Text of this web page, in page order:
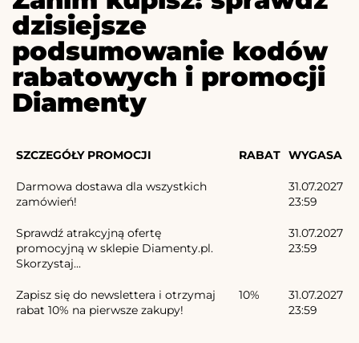
dzisiejsze
podsumowanie kodów
rabatowych i promocji
Diamenty
SZCZEGÓŁY PROMOCJI RABAT WYGASA
Darmowa dostawa dla wszystkich
zamówień!
31.07.2027
23:59
Sprawdź atrakcyjną ofertę
promocyjną w sklepie Diamenty.pl.
Skorzystaj...
31.07.2027
23:59
Zapisz się do newslettera i otrzymaj
rabat 10% na pierwsze zakupy!
10%
31.07.2027
23:59